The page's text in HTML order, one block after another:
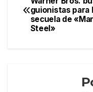
b
o
a
de
guionistas para
secuela de
Steel»